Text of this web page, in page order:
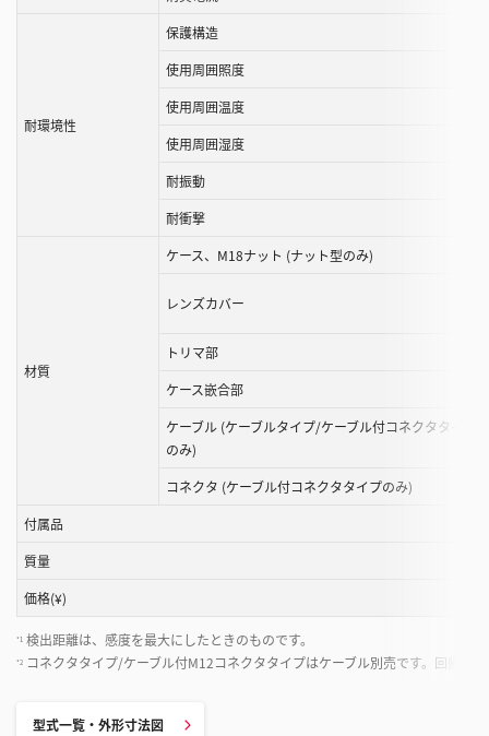
耐環境性
保護構造
使用周囲照度
使用周囲温度
使用周囲湿度
耐振動
耐衝撃
材質
ケース、M18ナット (ナット型のみ)
レンズカバー
トリマ部
ケース嵌合部
ケーブル (ケーブルタイプ/ケーブル付コネクタタイプ
のみ)
コネクタ (ケーブル付コネクタタイプのみ)
付属品
質量
価格(¥)
*1 検出距離は、感度を最大にしたときのものです。
*2 コネクタタイプ/ケーブル付M12コネクタタイプはケーブル別売です。回帰反
型式一覧・外形寸法図